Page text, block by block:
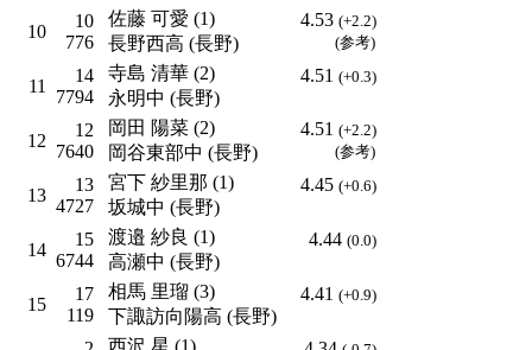
10
10
776
佐藤 可愛 (1)
長野西高 (長野)
4.53 (+2.2)
(参考)
11
14
7794
寺島 清華 (2)
永明中 (長野)
4.51 (+0.3)
12
12
7640
岡田 陽菜 (2)
岡谷東部中 (長野)
4.51 (+2.2)
(参考)
13
13
4727
宮下 紗里那 (1)
坂城中 (長野)
4.45 (+0.6)
14
15
6744
渡邉 紗良 (1)
高瀬中 (長野)
4.44 (0.0)
15
17
119
相馬 里瑠 (3)
下諏訪向陽高 (長野)
4.41 (+0.9)
西沢 星 (1)